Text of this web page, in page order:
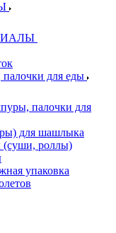
для еды
палочки для
для шашлыка
(суши, роллы)
упаковка